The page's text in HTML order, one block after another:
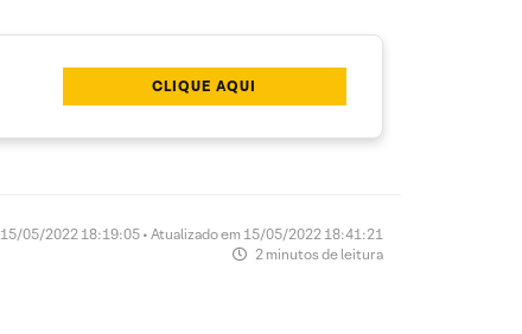
CLIQUE AQUI
15/05/2022 18:19:05 • Atualizado em 15/05/2022 18:41:21
2 minutos de leitura